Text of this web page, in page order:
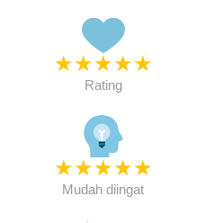
★★★★★
Rating
★★★★★
Mudah diingat